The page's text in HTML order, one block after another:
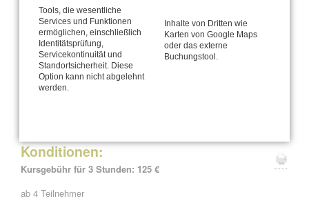
Termine Spezial-Workshops
Kaarst
Samstag 03. Oktober 2026
10:00 - 13:00 Uhr
hybrid:
Kaarst oder online
Konditionen:
Kursgebühr für 3 Stunden: 125 €
ab 4 Teilnehmer
Tools, die wesentliche
Services und Funktionen
ermöglichen, einschließlich
Identitätsprüfung,
Servicekontinuität und
Standortsicherheit. Diese
Option kann nicht abgelehnt
werden.
Inhalte von Dritten wie
Karten von Google Maps
oder das externe
Buchungstool.